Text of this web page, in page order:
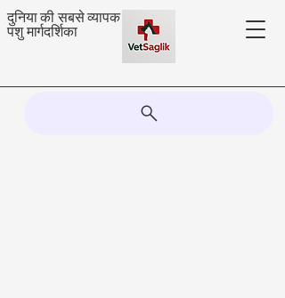
दुनिया की सबसे व्यापक
पशु मार्गदर्शिका